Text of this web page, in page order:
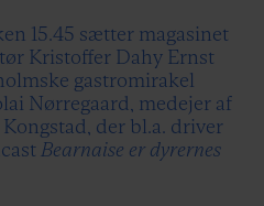
15.45 sætter magasinet
Kristoffer Dahy Ernst
gastromirakel
Nørregaard, medejer af
der bl.a. driver
Bearnaise er dyrernes